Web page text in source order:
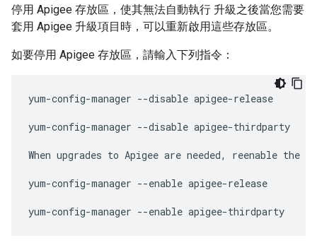
停用 Apigee 存放區，使其無法自動執行 升級之後當您需要
套用 Apigee 升級項目時，可以重新啟用這些存放區。
如要停用 Apigee 存放區，請輸入下列指令：
yum-config-manager --disable apigee-release
yum-config-manager --disable apigee-thirdparty
When upgrades to Apigee are needed, reenable the
yum-config-manager --enable apigee-release
yum-config-manager --enable apigee-thirdparty